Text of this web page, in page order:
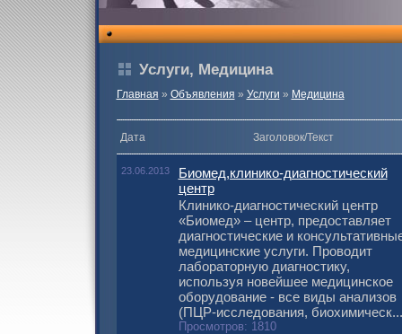
Услуги, Медицина
Главная » Объявления » Услуги » Медицина
Дата Заголовок/Текст
23.06.2013
Биомед,клинико-диагностический
центр
Клинико-диагностический центр
«Биомед» – центр, предоставляет
диагностические и
медицинские услуги. Проводит
лабораторную диагностику,
используя новейшее медицинское
оборудование - все виды анализов
(ПЦР-исследования, биохимическ...
Просмотров: 1810